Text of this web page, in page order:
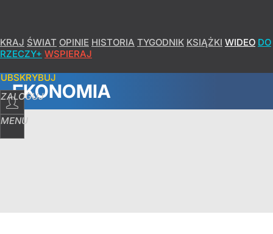
KRAJ ŚWIAT OPINIE HISTORIA TYGODNIK KSIĄŻKI WIDEO DO
RZECZY+ WSPIERAJ
ZALOGUJ
MENU
EKONOMIA